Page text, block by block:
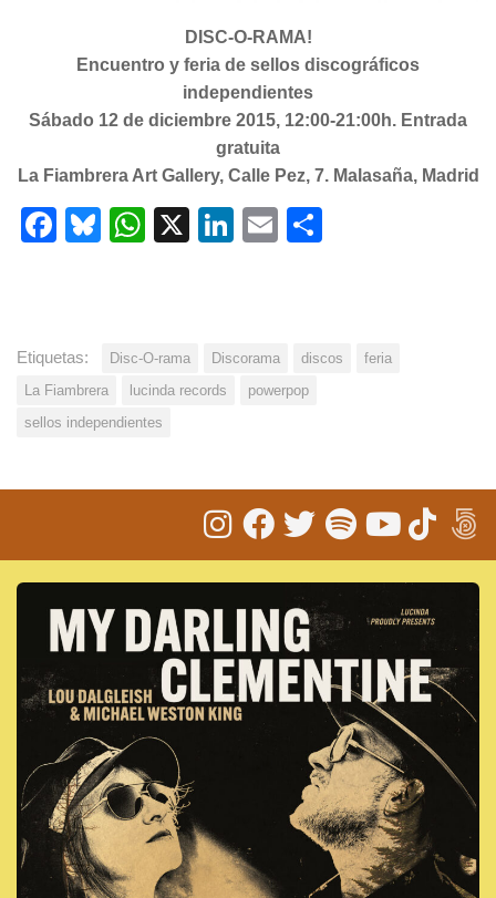
DISC-O-RAMA!
Encuentro y feria de sellos discográficos
independientes
Sábado 12 de diciembre 2015, 12:00-21:00h. Entrada
gratuita
La Fiambrera Art Gallery, Calle Pez, 7. Malasaña, Madrid
Facebook
Bluesky
WhatsApp
X LinkedIn
Email
Etiquetas: Disc-O-rama Discorama discos
feria
La Fiambrera
lucinda records
powerpop
sellos independientes